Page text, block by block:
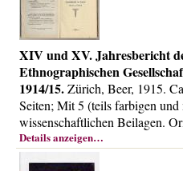
XIV und XV. Jahresbericht
Ethnographischen
1914/15.Zürich, Beer, 1915.
Seiten; Mit 5 (teils farbigen und
wissenschaftlichen Beilagen.
Details anzeigen…